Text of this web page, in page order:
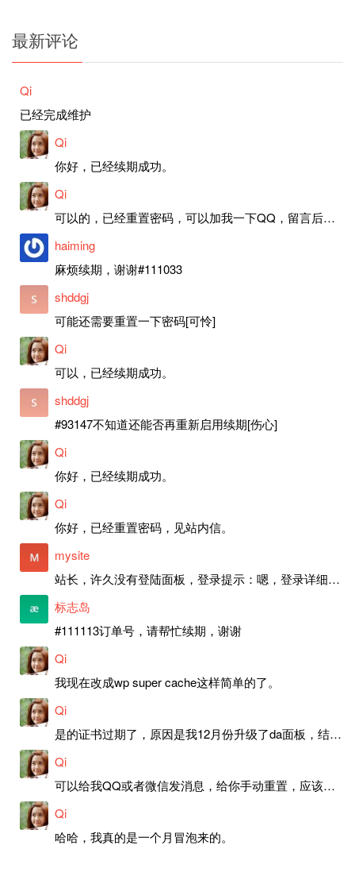
最新评论
Qi
已经完成维护
Qi
你好，已经续期成功。
Qi
可以的，已经重置密码，可以加我一下QQ，留言后我就发密码给你。
haiming
麻烦续期，谢谢#111033
shddgj
可能还需要重置一下密码[可怜]
Qi
可以，已经续期成功。
shddgj
#93147不知道还能否再重新启用续期[伤心]
Qi
你好，已经续期成功。
Qi
你好，已经重置密码，见站内信。
mysite
站长，许久没有登陆面板，登录提示：嗯，登录详细信息似乎不正确。请重试。 网站还可以正常使用。如果是密码问题请帮忙重置一下密码。谢谢。订单号：97790，账号：aa20210950。 站长，提交了工单，你回复续期成功，不过我的问题是面部登陆信息有问题，一直是初始密码，现在无法登陆，有时间麻烦排查一下。
标志岛
#111113订单号，请帮忙续期，谢谢
Qi
我现在改成wp super cache这样简单的了。
Qi
是的证书过期了，原因是我12月份升级了da面板，结果后台证书就不更新了，目前还在排查问题。切换PHP版本现在没有了，因为DA新版不支持。
Qi
可以给我QQ或者微信发消息，给你手动重置，应该是服务器插件有问题了，这个wp的主题太老了，导致现在好多的问题，网站的签到功能也是因为这个原因导致的。
Qi
哈哈，我真的是一个月冒泡来的。